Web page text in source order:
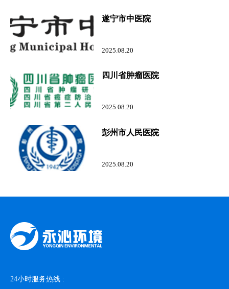
遂宁市中医院
2025.08.20
四川省肿瘤医院
2025.08.20
彭州市人民医院
2025.08.20
24小时服务热线 :